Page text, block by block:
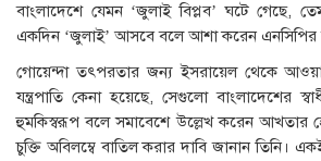
বাংলাদেশে যেমন ‘জুলাই বিপ্লব’ ঘটে গেছে,
একদিন ‘জুলাই’ আসবে বলে আশা করেন এনসিপির
গোয়েন্দা তৎপরতার জন্য ইসরায়েল থেকে
যন্ত্রপাতি কেনা হয়েছে, সেগুলো বাংলাদেশের
হুমকিস্বরূপ বলে সমাবেশে উল্লেখ করেন আখতার
চুক্তি অবিলম্বে বাতিল করার দাবি জানান তিনি।